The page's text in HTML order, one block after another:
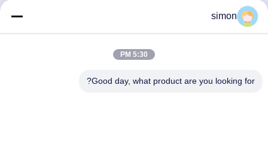
العنوان
simon
5:30 PM
Good day, what product are you looking for?